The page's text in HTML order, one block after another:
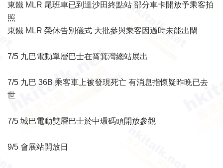
東鐵 MLR 尾班車已到達沙田終點站 部分車卡開放予乘客拍
照
東鐵 MLR 榮休告別儀式 大批參與乘客因過時未能出閘
7/5 九巴電動單層巴士在筲箕灣總站展出
7/5 九巴 36B 乘客車上被發現死亡 有消息指懷疑昨晚已去
世
7/5 城巴電動雙層巴士於中環碼頭開放參觀
9/5 會展站開放日